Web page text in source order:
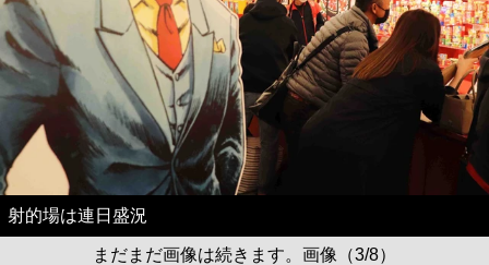
射的場は連日盛況
まだまだ画像は続きます。画像（3/8）